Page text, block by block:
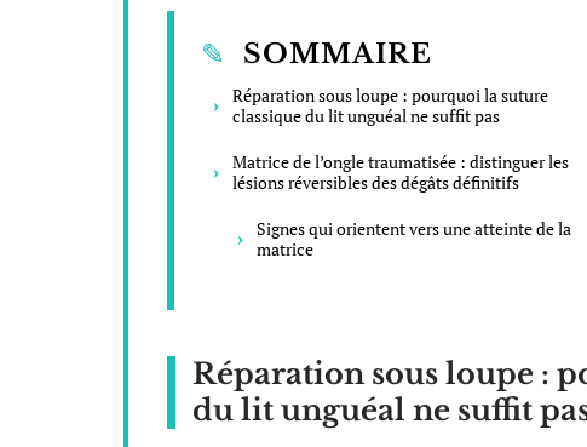
SOMMAIRE
Réparation sous loupe : pourquoi la suture
classique du lit unguéal ne suffit pas
Matrice de l’ongle traumatisée : distinguer les
lésions réversibles des dégâts définitifs
Signes qui orientent vers une atteinte de la
matrice
Réparation sous loupe :
du lit unguéal ne suffit